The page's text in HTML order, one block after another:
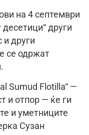
на 4 септември
други
и други
се одржат
Sumud Flotilla“ —
и отпор — ќе ги
и уметниците
Сузан